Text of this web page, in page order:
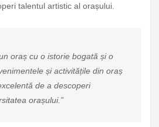
talentul artistic al orașului.
oraș cu o istorie bogată și o
și activitățile din oraș
de a descoperi
orașului.”